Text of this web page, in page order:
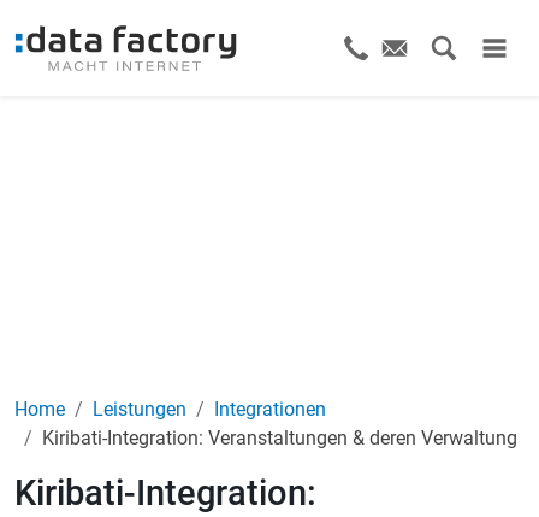
Home Leistungen
Integrationen
Kiribati-Integration: Veranstaltungen & deren Verwaltung
Kiribati-Integration: